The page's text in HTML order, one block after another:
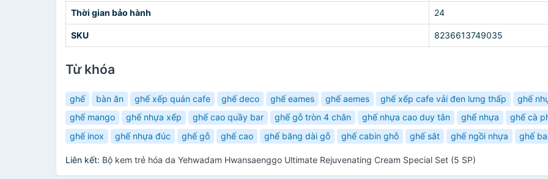
Thời gian bảo hành 24
SKU 8236613749035
Từ khóa
ghế bàn ăn ghế xếp quán cafe ghế deco ghế eames ghế aemes ghế xếp cafe vải đen lưng thấp ghế
ghế mango
ghế nhựa xếp ghế cao quầy bar ghế gỗ tròn 4 chân ghế nhựa cao duy tân ghế nhựa ghế cà
ghế inox
ghế nhựa đúc ghế gỗ ghế cao ghế băng dài gỗ ghế cabin ghỗ ghế sắt ghế ngồi nhựa ghế
Liên kết: Bộ kem trẻ hóa da Yehwadam Hwansaenggo Ultimate Rejuvenating Cream Special Set (5 SP)